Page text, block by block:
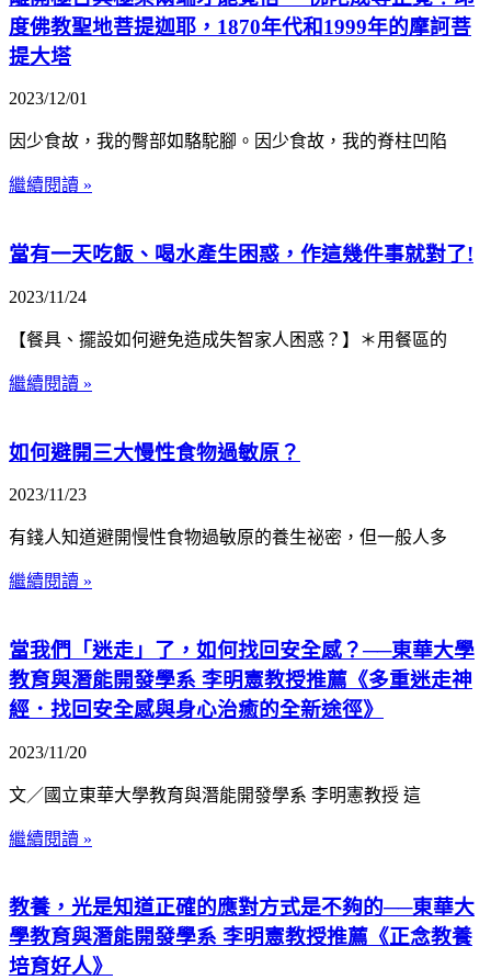
度佛教聖地菩提迦耶，1870年代和1999年的摩訶菩
提大塔
2023/12/01
因少食故，我的臀部如駱駝腳。因少食故，我的脊柱凹陷
繼續閱讀 »
當有一天吃飯、喝水產生困惑，作這幾件事就對了!
2023/11/24
【餐具、擺設如何避免造成失智家人困惑？】＊用餐區的
繼續閱讀 »
如何避開三大慢性食物過敏原？
2023/11/23
有錢人知道避開慢性食物過敏原的養生祕密，但一般人多
繼續閱讀 »
當我們「迷走」了，如何找回安全感？──東華大學
教育與潛能開發學系 李明憲教授推薦《多重迷走神
經．找回安全感與身心治癒的全新途徑》
2023/11/20
文／國立東華大學教育與潛能開發學系 李明憲教授 這
繼續閱讀 »
教養，光是知道正確的應對方式是不夠的──東華大
學教育與潛能開發學系 李明憲教授推薦《正念教養
培育好人》